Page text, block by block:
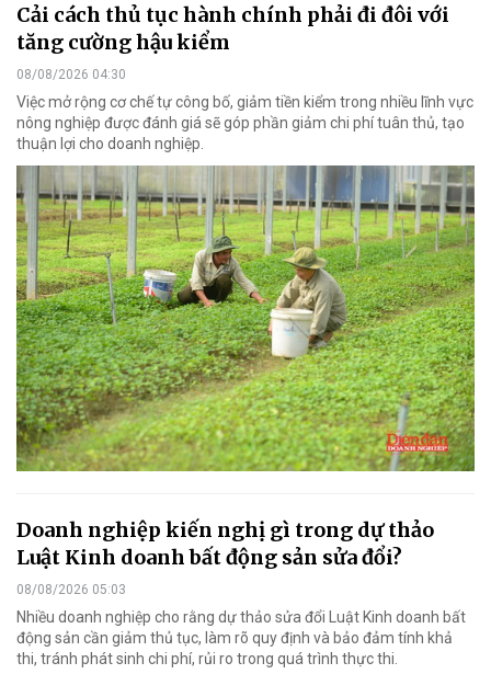
Cải cách thủ tục hành chính phải đi đôi với
tăng cường hậu kiểm
08/08/2026 04:30
Việc mở rộng cơ chế tự công bố, giảm tiền kiểm trong nhiều lĩnh vực
nông nghiệp được đánh giá sẽ góp phần giảm chi phí tuân thủ, tạo
thuận lợi cho doanh nghiệp.
Doanh nghiệp kiến nghị gì trong dự thảo
Luật Kinh doanh bất động sản sửa đổi?
08/08/2026 05:03
Nhiều doanh nghiệp cho rằng dự thảo sửa đổi Luật Kinh doanh bất
động sản cần giảm thủ tục, làm rõ quy định và bảo đảm tính khả
thi, tránh phát sinh chi phí, rủi ro trong quá trình thực thi.